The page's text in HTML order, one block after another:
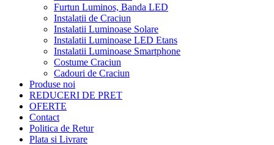
Furtun Luminos, Banda LED
Instalatii de Craciun
Instalatii Luminoase Solare
Instalatii Luminoase LED Etans
Instalatii Luminoase Smartphone
Costume Craciun
Cadouri de Craciun
Produse noi
REDUCERI DE PRET
OFERTE
Contact
Politica de Retur
Plata si Livrare